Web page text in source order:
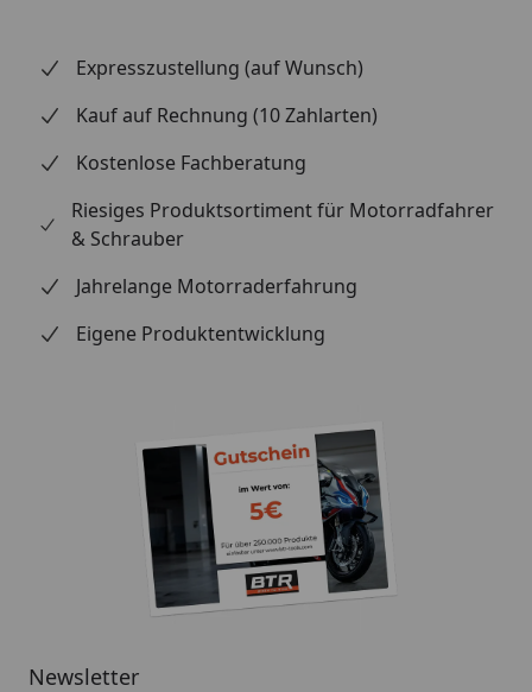
Expresszustellung (auf Wunsch)
Kauf auf Rechnung (10 Zahlarten)
Kostenlose Fachberatung
Riesiges Produktsortiment für Motorradfahrer
& Schrauber
Jahrelange Motorraderfahrung
Eigene Produktentwicklung
Newsletter